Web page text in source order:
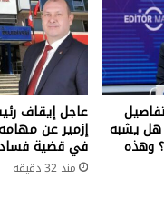
هل يشبه
وهذه
عاجل إيقاف
إزمير عن
في قضية
منذ 32 دقيقة